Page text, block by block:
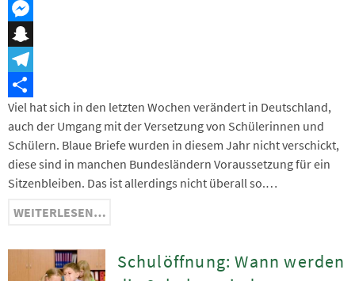
Threema
Messenger
Snapchat
Telegram
Teilen
Viel hat sich in den letzten Wochen verändert in Deutschland,
auch der Umgang mit der Versetzung von Schülerinnen und
Schülern. Blaue Briefe wurden in diesem Jahr nicht verschickt,
diese sind in manchen Bundesländern Voraussetzung für ein
Sitzenbleiben. Das ist allerdings nicht überall so.…
WEITERLESEN…
Schulöffnung: Wann werden